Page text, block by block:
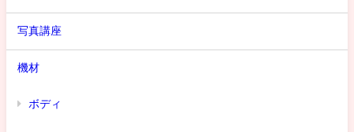
写真講座
機材
ボディ